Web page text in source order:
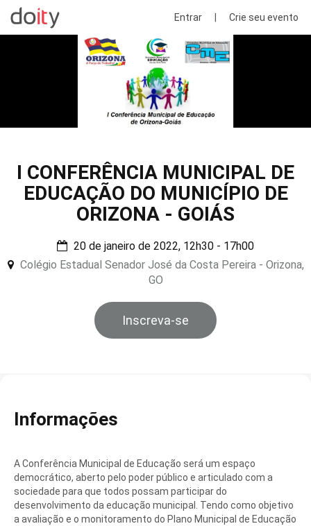
Entrar Crie seu evento
I CONFERÊNCIA MUNICIPAL DE
EDUCAÇÃO DO MUNICÍPIO DE
ORIZONA - GOIÁS
20 de janeiro de 2022, 12h30 - 17h00
Colégio Estadual Senador José da Costa Pereira - Orizona,
GO
Inscreva-se
Informações
A Conferência Municipal de Educação será um espaço
democrático, aberto pelo poder público e articulado com a
sociedade para que todos possam participar do
desenvolvimento da educação municipal. Tendo como objetivo
a avaliação e o monitoramento do Plano Municipal de Educação